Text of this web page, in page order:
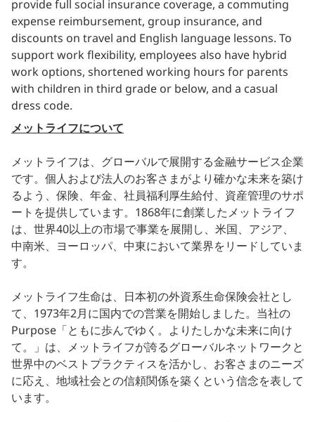
provide full social insurance coverage, a commuting
expense reimbursement, group insurance, and
discounts on travel and English language lessons. To
support work flexibility, employees also have hybrid
work options, shortened working hours for parents
with children in third grade or below, and a casual
dress code.
メットライフについて
メットライフは、グローバルで展開する金融サービス企業
です。個人および法人のお客さまがより確かな未来を築け
るよう、保険、年金、社員福利厚生給付、資産管理のサポ
ートを提供しています。1868年に創業したメットライフ
は、世界40以上の市場で事業を展開し、米国、アジア、
中南米、ヨーロッパ、中東において業界をリードしていま
す。
メットライフ生命は、日本初の外資系生命保険会社とし
て、1973年2月に国内での営業を開始しました。当社の
Purpose「ともに歩んでゆく。よりたしかな未来に向け
て。」は、メットライフが誇るグローバルネットワークと
世界中のベストプラクティスを活かし、お客さまのニーズ
に応え、地域社会との信頼関係を築くという信念を表して
います。